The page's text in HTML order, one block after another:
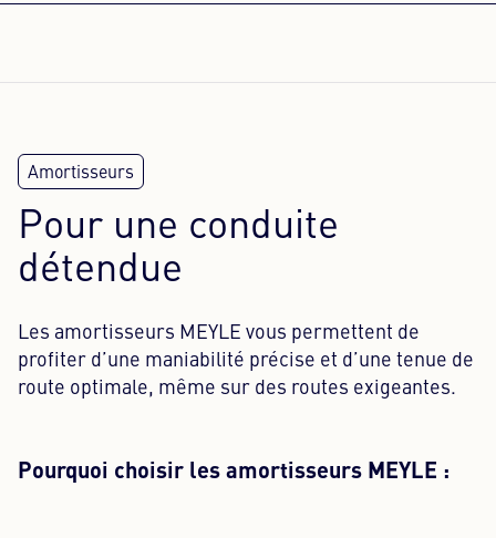
Pour une conduite
détendue
Les amortisseurs MEYLE vous permettent de
profiter d’une maniabilité précise et d’une tenue de
route optimale, même sur des routes exigeantes.
Pourquoi choisir les amortisseurs MEYLE :